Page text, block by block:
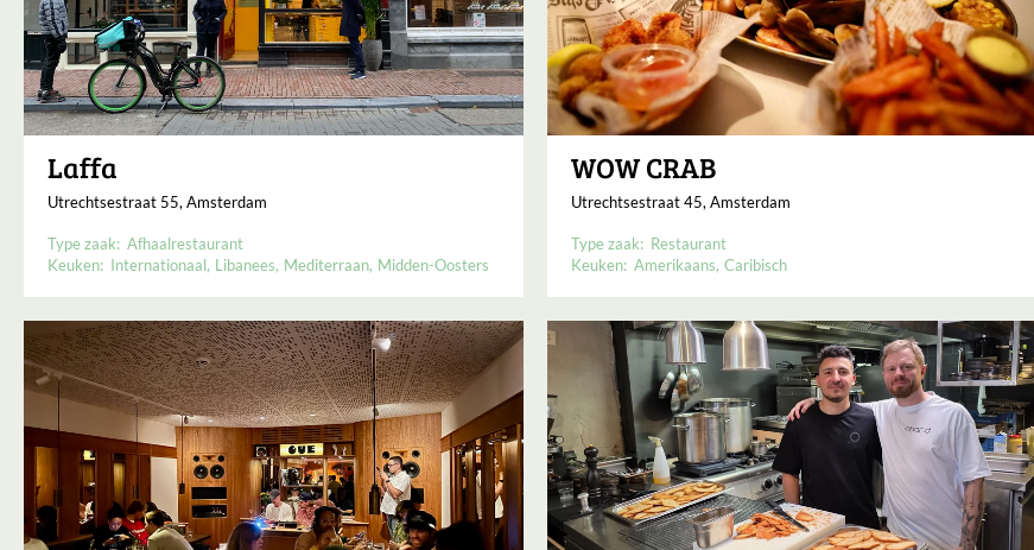
Laffa
Utrechtsestraat 55, Amsterdam
Type zaak: Afhaalrestaurant
Keuken: Internationaal Libanees Mediterraan Midden-Oosters
WOW CRAB
Utrechtsestraat 45, Amsterdam
Type zaak: Restaurant
Keuken: Amerikaans Caribisch